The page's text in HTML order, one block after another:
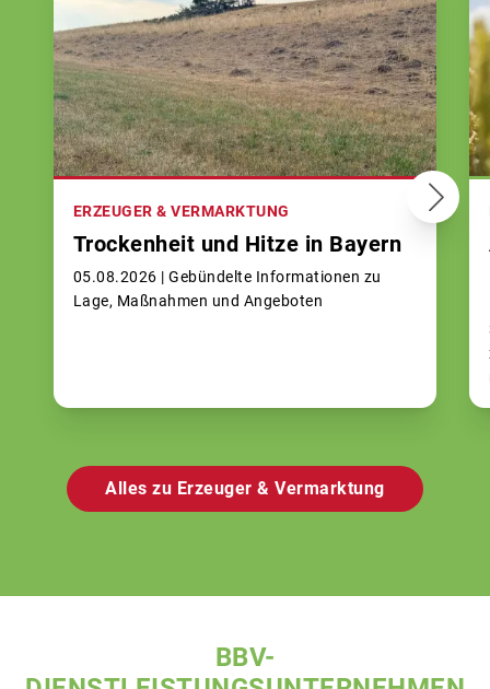
ERZEUGER & VERMARKTUNG
Trockenheit und Hitze in Bayern
05.08.2026 | Gebündelte Informationen zu
Lage, Maßnahmen und Angeboten
Alles zu Erzeuger & Vermarktung
BBV-